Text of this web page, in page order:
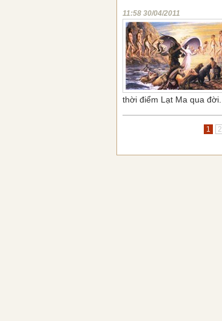
11:58 30/04/2011
thời điểm Lạt Ma qua đời.
1 2